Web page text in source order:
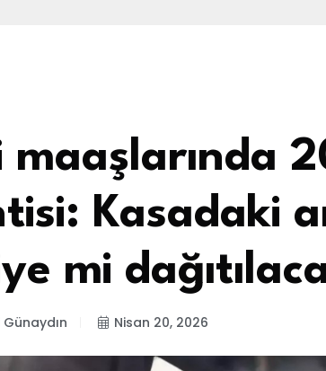
maaşlarında
Kasadaki
mi
Nisan 20, 2026